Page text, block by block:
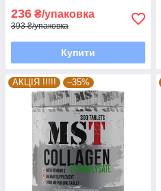
236 ₴/упаковка
393 ₴/упаковка
Купити
АКЦІЯ !!!!! –35%